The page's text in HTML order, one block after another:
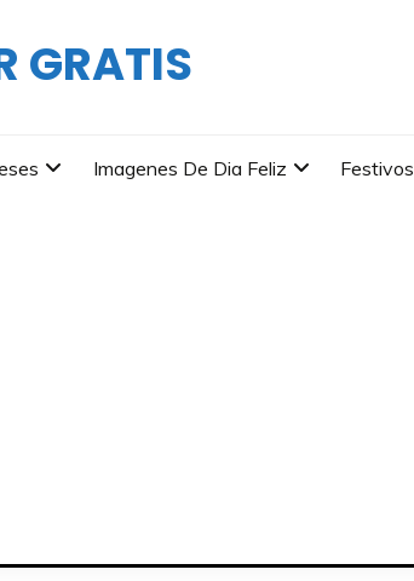
GRATIS
Imagenes De Dia Feliz Festivos